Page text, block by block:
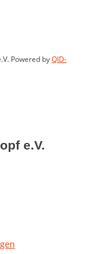
Powered byQID-
e.V.